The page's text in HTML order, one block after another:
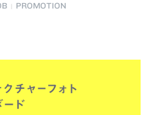
PROMOTION